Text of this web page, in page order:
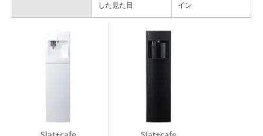
した見た目
イン